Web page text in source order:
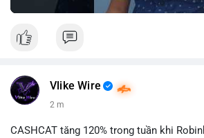
Vlike Wire
2 m
CASHCAT tăng 120% trong tuần khi